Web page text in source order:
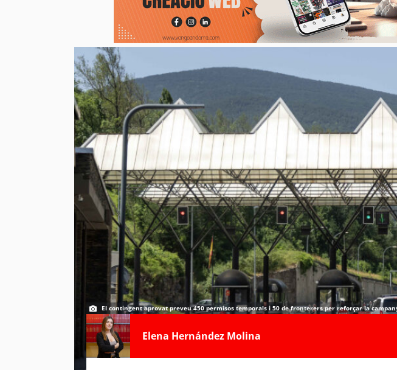
El contingent aprovat preveu 450 permisos temporals i 50 de fronterers per reforçar la
Elena Hernández Molina